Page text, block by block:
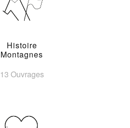
Histoire
Montagnes
13 Ouvrages